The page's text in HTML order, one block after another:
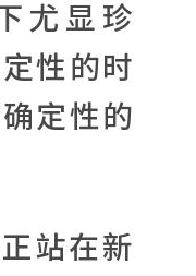
尤显珍
性的时
定性的
站在新